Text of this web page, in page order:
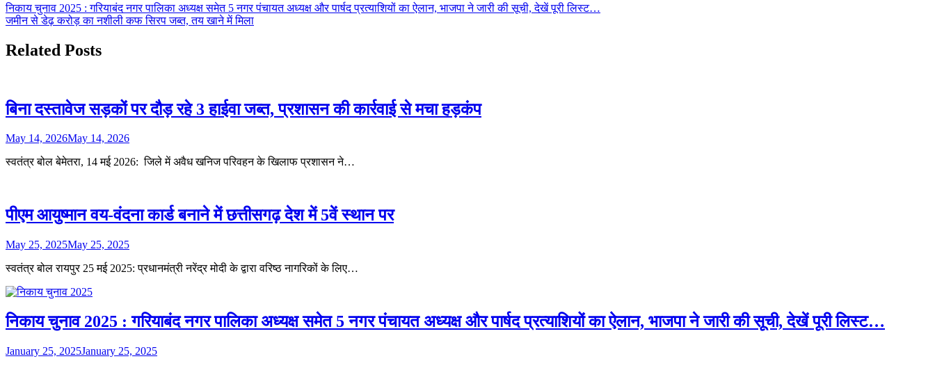
Post
navigation
निकाय चुनाव 2025 : गरियाबंद नगर पालिका अध्यक्ष समेत 5 नगर पंचायत अध्यक्ष और पार्षद प्रत्याशियों का ऐलान, भाजपा ने जारी की सूची, देखें पूरी लिस्ट…
जमीन से डेढ़ करोड़ का नशीली कफ सिरप जब्त, तय खाने में मिला
Related Posts
बिना दस्तावेज सड़कों पर दौड़ रहे 3 हाईवा जब्त, प्रशासन की कार्रवाई से मचा हड़कंप
May 14, 2026May 14, 2026
स्वतंत्र बोल बेमेतरा, 14 मई 2026: जिले में अवैध खनिज परिवहन के खिलाफ प्रशासन ने…
पीएम आयुष्मान वय-वंदना कार्ड बनाने में छत्तीसगढ़ देश में 5वें स्थान पर
May 25, 2025May 25, 2025
स्वतंत्र बोल रायपुर 25 मई 2025: प्रधानमंत्री नरेंद्र मोदी के द्वारा वरिष्ठ नागरिकों के लिए…
निकाय चुनाव 2025 : गरियाबंद नगर पालिका अध्यक्ष समेत 5 नगर पंचायत अध्यक्ष और पार्षद प्रत्याशियों का ऐलान, भाजपा ने जारी की सूची, देखें पूरी लिस्ट…
January 25, 2025January 25, 2025